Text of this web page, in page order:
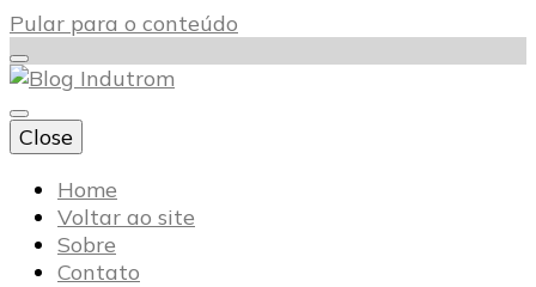
Pular para o conteúdo
Blog Indutrom
Close
Home
Voltar ao site
Sobre
Contato